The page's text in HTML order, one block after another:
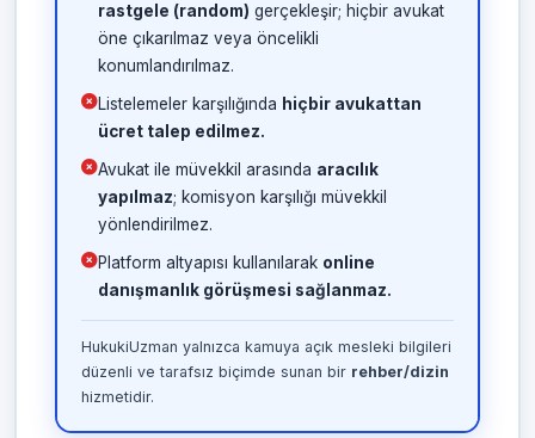
rastgele (random) gerçekleşir; hiçbir avukat
öne çıkarılmaz veya öncelikli
konumlandırılmaz.
Listelemeler karşılığında hiçbir avukattan
ücret talep edilmez.
Avukat ile müvekkil arasında aracılık
yapılmaz; komisyon karşılığı müvekkil
yönlendirilmez.
Platform altyapısı kullanılarak online
danışmanlık görüşmesi sağlanmaz.
HukukiUzman yalnızca kamuya açık mesleki bilgileri
düzenli ve tarafsız biçimde sunan bir rehber/dizin
hizmetidir.